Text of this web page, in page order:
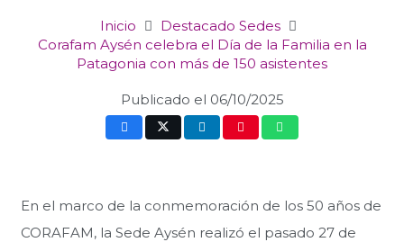
Inicio
Destacado Sedes
Corafam Aysén celebra el Día de la Familia en la
Patagonia con más de 150 asistentes
Publicado el 06/10/2025
En el marco de la conmemoración de los 50 años de
CORAFAM, la Sede Aysén realizó el pasado 27 de